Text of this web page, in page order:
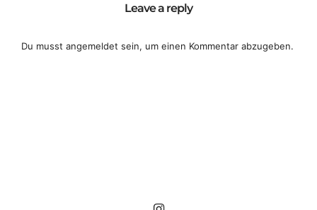
Leave a reply
Du musst angemeldet sein, um einen Kommentar abzugeben.